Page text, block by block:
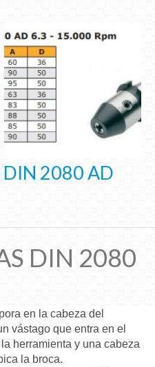
DIN 2080 AD
DIN 2080
en la cabeza del
vástago que entra en el
herramienta y una cabeza
la broca.